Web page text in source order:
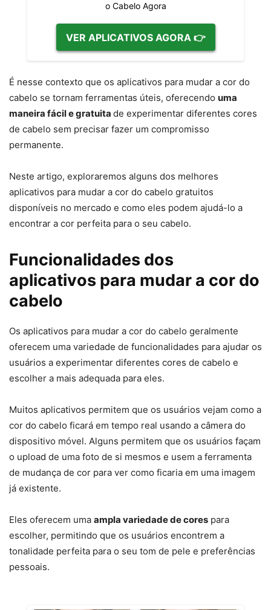
o Cabelo Agora
VER APLICATIVOS AGORA 👉
É nesse contexto que os aplicativos para mudar a cor do
cabelo se tornam ferramentas úteis, oferecendo uma
maneira fácil e gratuita de experimentar diferentes cores
de cabelo sem precisar fazer um compromisso
permanente.
Neste artigo, exploraremos alguns dos melhores
aplicativos para mudar a cor do cabelo gratuitos
disponíveis no mercado e como eles podem ajudá-lo a
encontrar a cor perfeita para o seu cabelo.
Funcionalidades dos
aplicativos para mudar a cor do
cabelo
Os aplicativos para mudar a cor do cabelo geralmente
oferecem uma variedade de funcionalidades para ajudar os
usuários a experimentar diferentes cores de cabelo e
escolher a mais adequada para eles.
Muitos aplicativos permitem que os usuários vejam como a
cor do cabelo ficará em tempo real usando a câmera do
dispositivo móvel. Alguns permitem que os usuários façam
o upload de uma foto de si mesmos e usem a ferramenta
de mudança de cor para ver como ficaria em uma imagem
já existente.
Eles oferecem uma ampla variedade de cores para
escolher, permitindo que os usuários encontrem a
tonalidade perfeita para o seu tom de pele e preferências
pessoais.